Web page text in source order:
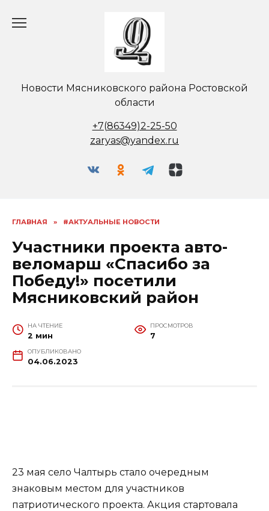
Новости Мясниковского района Ростовской
области
+7(86349)2-25-50
zaryas@yandex.ru
ГЛАВНАЯ » #АКТУАЛЬНЫЕ НОВОСТИ
Участники проекта авто-
веломарш «Спасибо за
Победу!» посетили
Мясниковский район
НА ЧТЕНИЕ
2 мин
ПРОСМОТРОВ
7
ОПУБЛИКОВАНО
04.06.2023
23 мая село Чалтырь стало очередным
знаковым местом для участников
патриотического проекта. Акция стартовала